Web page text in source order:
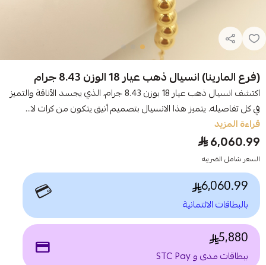
(فرع المارينا) انسيال ذهب عيار 18 الوزن 8.43 جرام
اكتشف انسيال ذهب عيار 18 بوزن 8.43 جرام، الذي يجسد الأناقة والتميز
في كل تفاصيله. يتميز هذا الانسيال بتصميم أنيق يتكون من كرات لا...
قراءة المزيد
6,060.99
السعر شامل الضريبه
6,060.99
بالبطاقات الائتمانية 💳
5,880
ببطاقات مدى و STC Pay payment